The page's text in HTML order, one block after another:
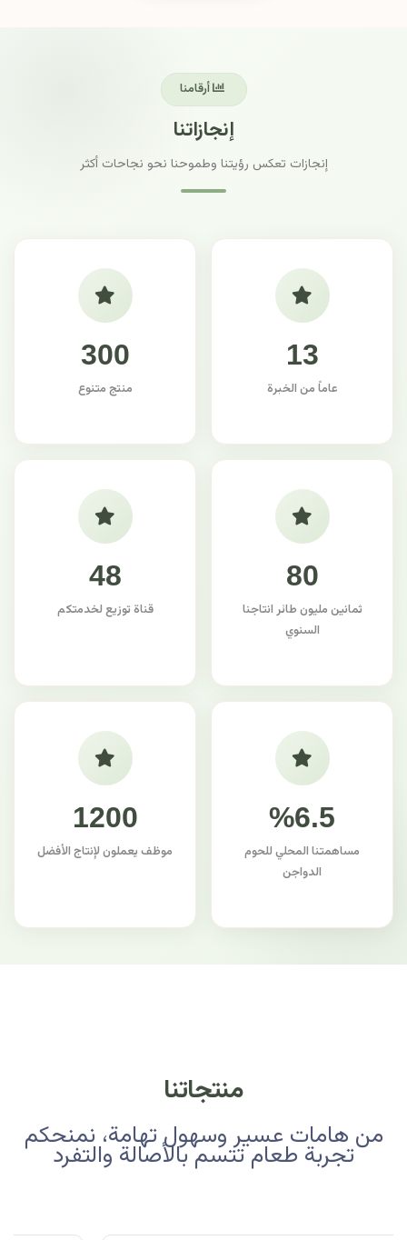
أرقامنا
إنجازاتنا
إنجازات تعكس رؤيتنا وطموحنا نحو نجاحات أكثر
13
عاماً من الخبرة
300
منتج متنوع
80
ثمانين مليون طائر انتاجنا
السنوي
48
قناة توزيع لخدمتكم
%6.5
مساهمتنا المحلي للحوم
الدواجن
1200
موظف يعملون لإنتاج الأفضل
منتجاتنا
من هامات عسير وسهول تهامة، نمنحكم
تجربة طعام تتسم بالأصالة والتفرد